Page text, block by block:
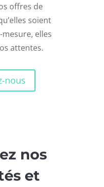
offres de
soient
elles
attentes.
nous
nos
et